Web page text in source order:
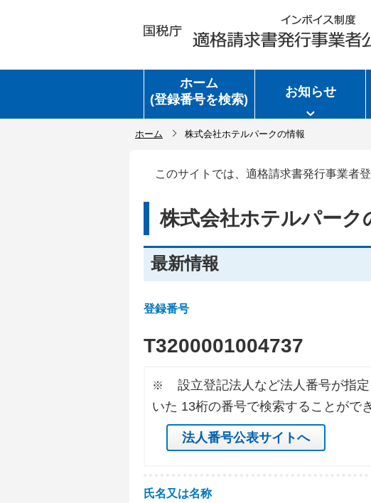
ホーム
(登録番号を検索)
お知らせ
ホーム 株式会社ホテルパークの情報
このサイトでは、適格請求書発行事業者
株式会社ホテルパーク
最新情報
登録番号
T3200001004737
※
設立登記法人など法人番号が指
いた 13桁の番号で検索することがで
法人番号公表サイトへ
氏名又は名称